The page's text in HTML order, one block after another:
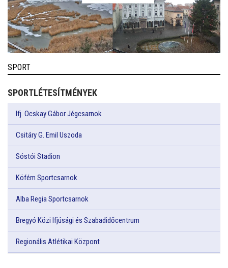
SPORT
SPORTLÉTESÍTMÉNYEK
Ifj. Ocskay Gábor Jégcsarnok
Csitáry G. Emil Uszoda
Sóstói Stadion
Köfém Sportcsarnok
Alba Regia Sportcsarnok
Bregyó Közi Ifjúsági és Szabadidőcentrum
Regionális Atlétikai Központ